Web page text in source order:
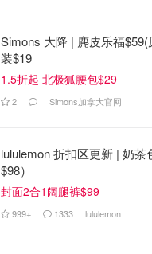
Simons 大降 | 麂皮乐福
装$19
1.5折起 北极狐腰包$29
2 Simons加拿大官网
lululemon 折扣区更新 | 奶茶
$98）
封面2合1阔腿裤$99
999+ 1333 lululemon